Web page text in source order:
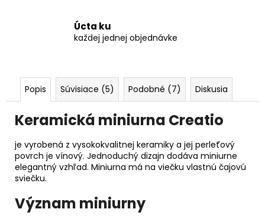
Úcta ku
každej jednej objednávke
Popis Súvisiace (5) Podobné (7) Diskusia
Keramická miniurna Creatio
je vyrobená z vysokokvalitnej keramiky a jej perleťový
povrch je vínový. Jednoduchý dizajn dodáva miniurne
elegantný vzhľad. Miniurna má na viečku vlastnú čajovú
sviečku.
Význam miniurny